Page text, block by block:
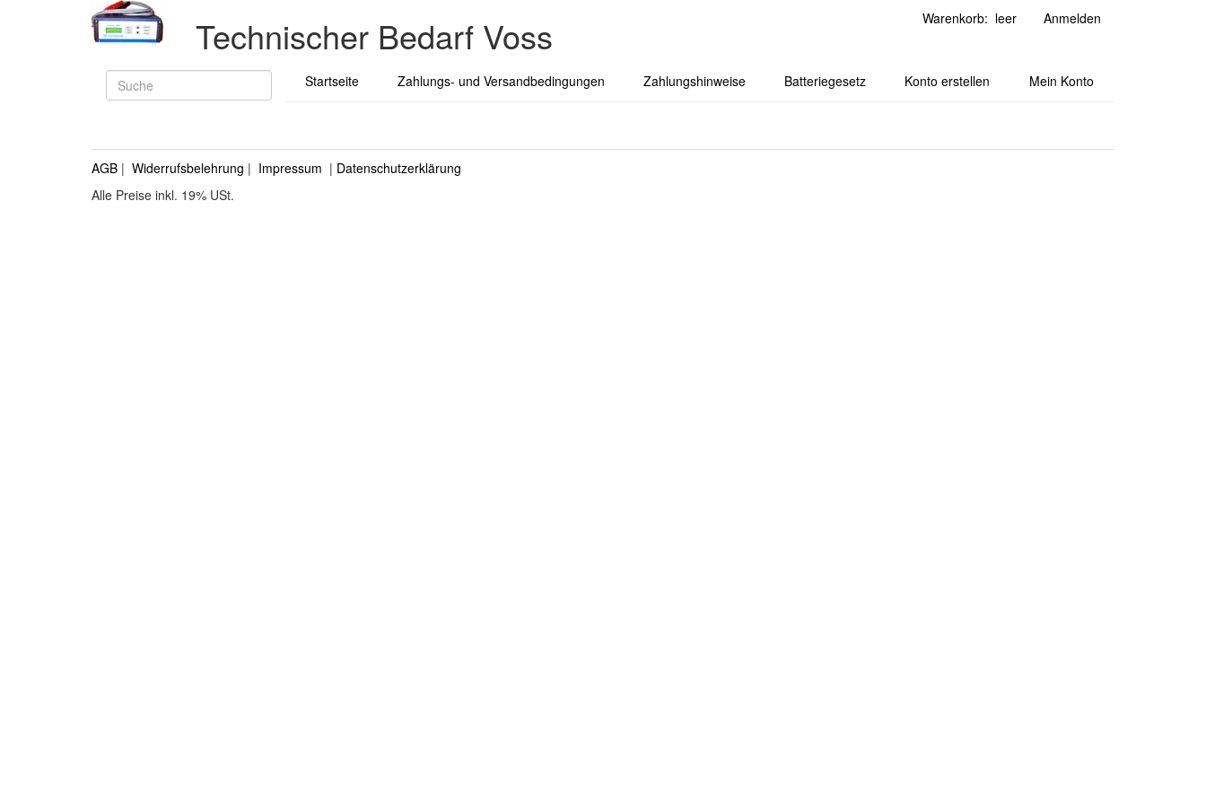
Warenkorb: leer Anmelden
Technischer Bedarf Voss
Startseite Zahlungs- und Versandbedingungen Zahlungshinweise Batteriegesetz Konto erstellen Mein Konto
AGB | Widerrufsbelehrung | Impressum | Datenschutzerklärung
Alle Preise inkl. 19% USt.